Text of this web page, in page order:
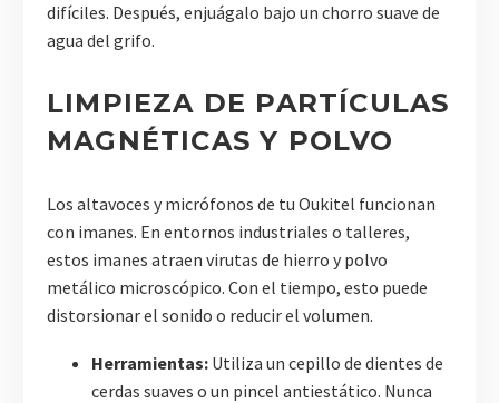
difíciles. Después, enjuágalo bajo un chorro suave de
agua del grifo.
LIMPIEZA DE PARTÍCULAS
MAGNÉTICAS Y POLVO
Los altavoces y micrófonos de tu Oukitel funcionan
con imanes. En entornos industriales o talleres,
estos imanes atraen virutas de hierro y polvo
metálico microscópico. Con el tiempo, esto puede
distorsionar el sonido o reducir el volumen.
Herramientas: Utiliza un cepillo de dientes de
cerdas suaves o un pincel antiestático. Nunca